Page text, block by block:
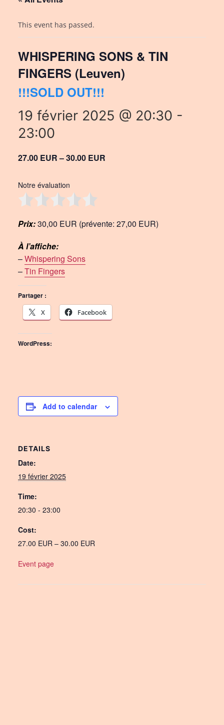
This event has passed.
WHISPERING SONS & TIN
FINGERS (Leuven)
!!!SOLD OUT!!!
19 février 2025 @ 20:30 -
23:00
27.00 EUR – 30.00 EUR
Notre évaluation
Prix:30,00 EUR (prévente: 27,00 EUR)
À l’affiche:
–Whispering Sons
–Tin Fingers
Partager :
X
Facebook
WordPress:
Add to calendar
DETAILS
Date:
19 février 2025
Time:
20:30 - 23:00
Cost:
27.00 EUR – 30.00 EUR
Event page